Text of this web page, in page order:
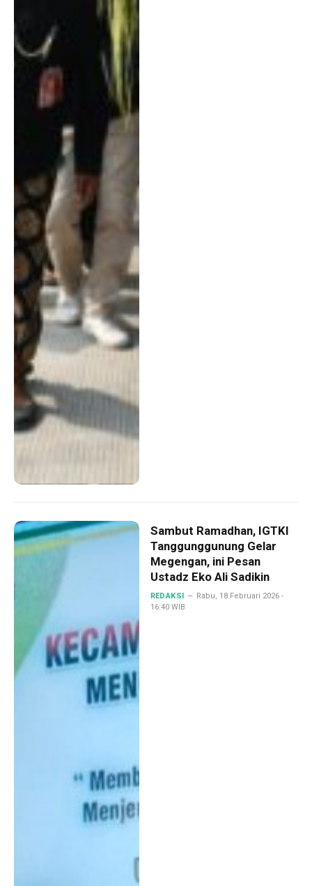
Sambut Ramadhan, IGTKI
Tanggunggunung Gelar
Megengan, ini Pesan
Ustadz Eko Ali Sadikin
REDAKSI
Rabu, 18 Februari 2026 -
16:40 WIB